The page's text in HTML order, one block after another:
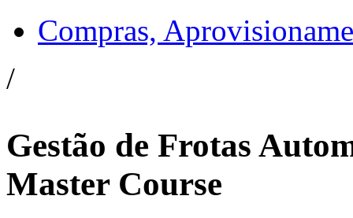
Compras,
/
Gestão de Frotas
Master Course